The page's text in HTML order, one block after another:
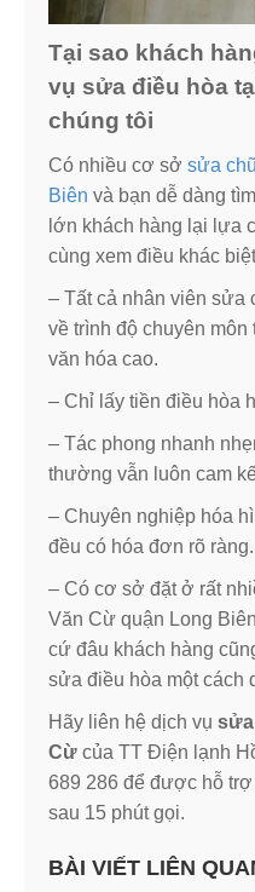
Tại sao khách
vụ sửa điều hòa
chúng tôi
Có nhiều cơ sở sửa
Biên và bạn dễ dàng
lớn khách hàng lại lựa
cùng xem điều khác
– Tất cả nhân viên sửa
về trình độ chuyên môn
văn hóa cao.
– Chỉ lấy tiền điều hòa
– Tác phong nhanh
thường vẫn luôn cam
– Chuyên nghiệp hóa
đều có hóa đơn rõ ràng.
– Có cơ sở đặt ở rất
Văn Cừ quận Long
cứ đâu khách hàng
sửa điều hòa một cách
Hãy liên hệ dịch vụ sửa
Cừ của TT Điện lạnh
689 286 để được hỗ
sau 15 phút gọi.
BÀI VIẾT LIÊN